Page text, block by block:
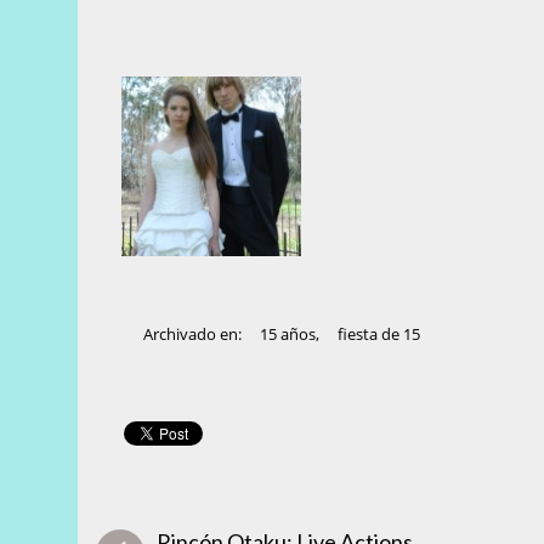
Archivado en: 15 años, fiesta de 15